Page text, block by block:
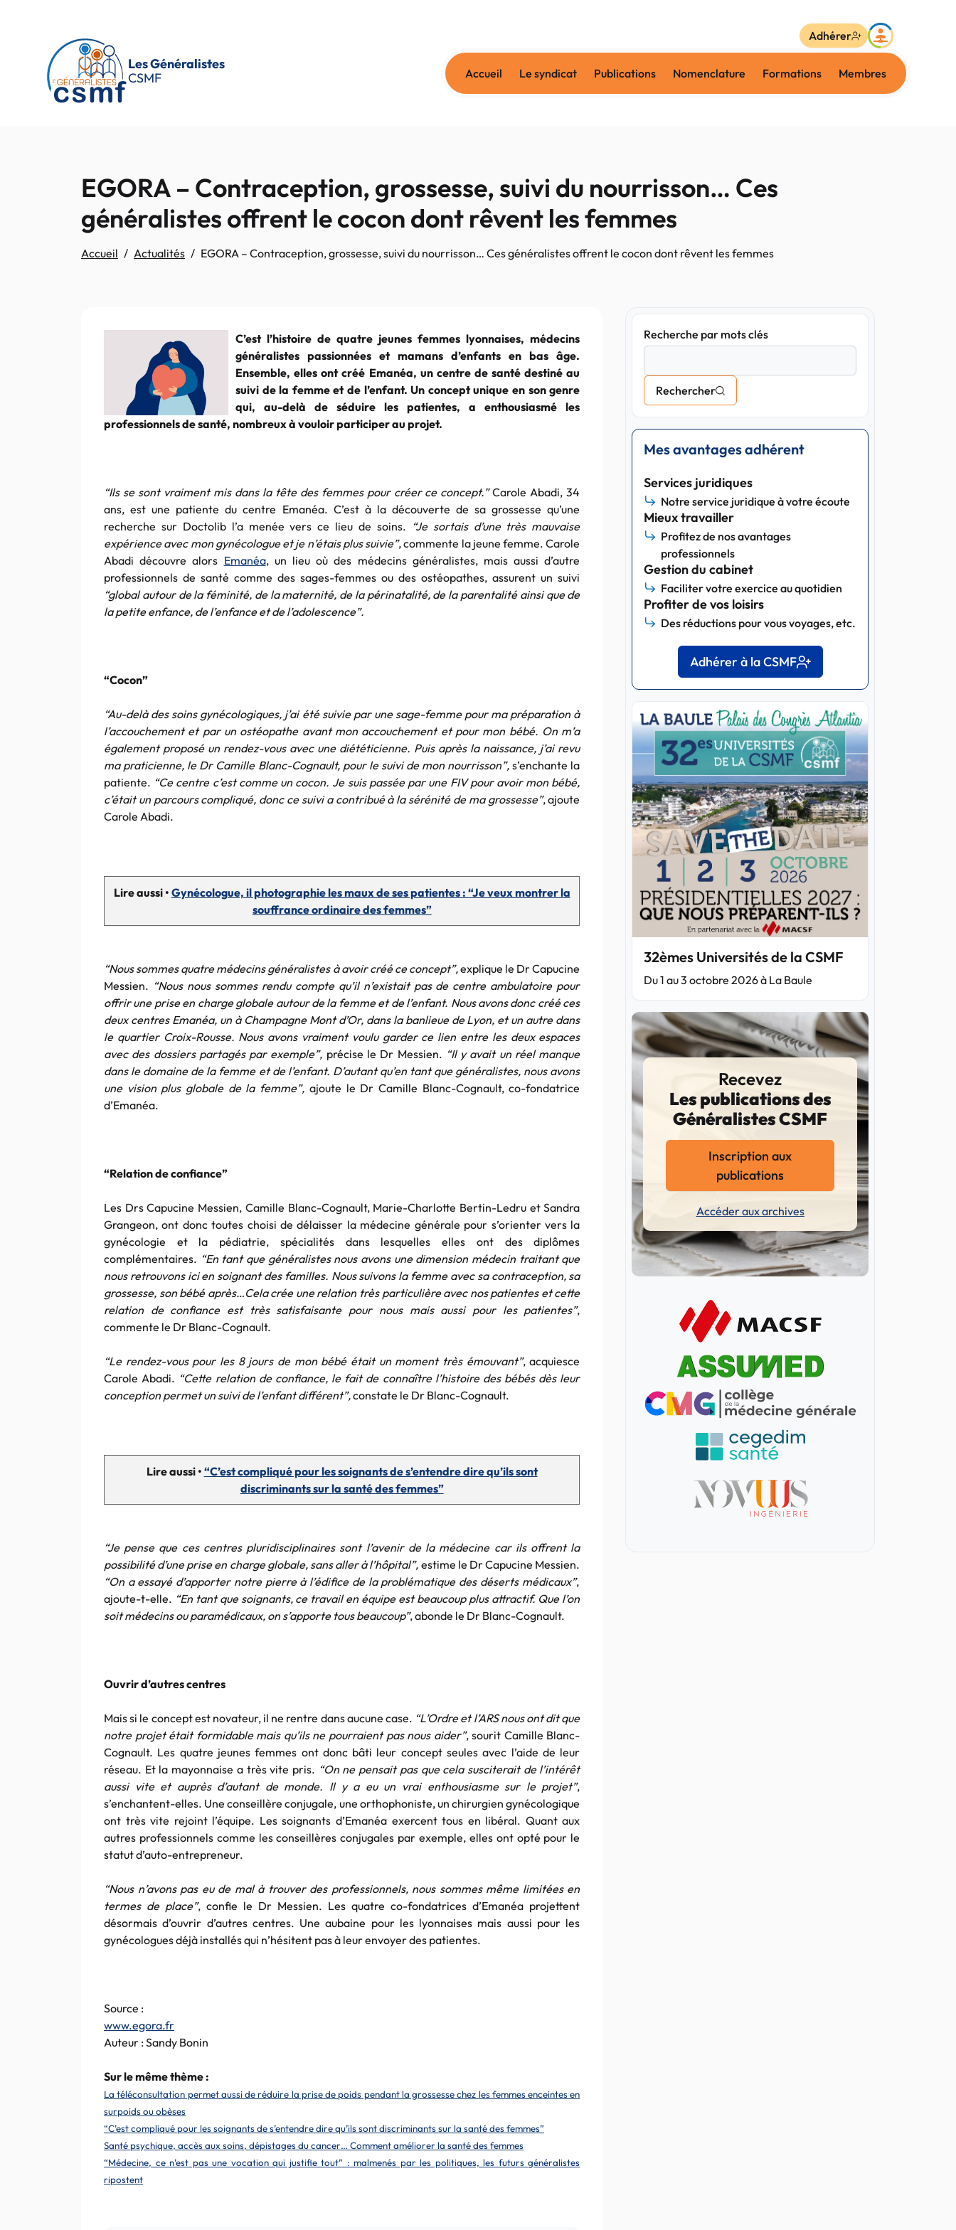
Les Généralistes
CSMF
Accueil Le syndicat Publications Nomenclature Formations Membres
Adhérer
EGORA – Contraception, grossesse, suivi du nourrisson… Ces
généralistes offrent le cocon dont rêvent les femmes
Accueil Actualités EGORA – Contraception, grossesse, suivi du nourrisson… Ces généralistes offrent le cocon dont rêvent les femmes
C’est l’histoire de quatre jeunes femmes lyonnaises, médecins
généralistes passionnées et mamans d’enfants en bas âge.
Ensemble, elles ont créé Emanéa, un centre de santé destiné au
suivi de la femme et de l’enfant. Un concept unique en son genre
qui, au-delà de séduire les patientes, a enthousiasmé les
professionnels de santé, nombreux à vouloir participer au projet.
“Ils se sont vraiment mis dans la tête des femmes pour créer ce concept.”Carole Abadi, 34
ans, est une patiente du centre Emanéa. C’est à la découverte de sa grossesse qu’une
recherche sur Doctolib l’a menée vers ce lieu de soins. “Je sortais d’une très mauvaise
expérience avec mon gynécologue et je n’étais plus suivie”, commente la jeune femme. Carole
Abadi découvre alors Emanéa, un lieu où des médecins généralistes, mais aussi d’autre
professionnels de santé comme des sages-femmes ou des ostéopathes, assurent un suivi
“global autour de la féminité, de la maternité, de la périnatalité, de la parentalité ainsi que de
la petite enfance, de l’enfance et de l’adolescence”.
“Cocon”
“Au-delà des soins gynécologiques, j’ai été suivie par une sage-femme pour ma préparation à
l’accouchement et par un ostéopathe avant mon accouchement et pour mon bébé. On m’a
également proposé un rendez-vous avec une diététicienne. Puis après la naissance, j’ai revu
ma praticienne, le Dr Camille Blanc-Cognault, pour le suivi de mon nourrisson”, s’enchante la
patiente. “Ce centre c’est comme un cocon. Je suis passée par une FIV pour avoir mon bébé,
c’était un parcours compliqué, donc ce suivi a contribué à la sérénité de ma grossesse”, ajoute
Carole Abadi.
Lire aussi • Gynécologue, il photographie les maux de ses patientes : “Je veux montrer la
souffrance ordinaire des femmes”
“Nous sommes quatre médecins généralistes à avoir créé ce concept”,explique le Dr Capucine
Messien. “Nous nous sommes rendu compte qu’il n’existait pas de centre ambulatoire pour
offrir une prise en charge globale autour de la femme et de l’enfant. Nous avons donc créé ces
deux centres Emanéa, un à Champagne Mont d’Or, dans la banlieue de Lyon, et un autre dans
le quartier Croix-Rousse. Nous avons vraiment voulu garder ce lien entre les deux espaces
avec des dossiers partagés par exemple”, précise le Dr Messien. “Il y avait un réel manque
dans le domaine de la femme et de l’enfant. D’autant qu’en tant que généralistes, nous avons
une vision plus globale de la femme”, ajoute le Dr Camille Blanc-Cognault, co-fondatrice
d’Emanéa.
“Relation de confiance”
Les Drs Capucine Messien, Camille Blanc-Cognault, Marie-Charlotte Bertin-Ledru et Sandra
Grangeon, ont donc toutes choisi de délaisser la médecine générale pour s’orienter vers la
gynécologie et la pédiatrie, spécialités dans lesquelles elles ont des diplômes
complémentaires. “En tant que généralistes nous avons une dimension médecin traitant que
nous retrouvons ici en soignant des familles. Nous suivons la femme avec sa contraception, sa
grossesse, son bébé après…Cela crée une relation très particulière avec nos patientes et cette
relation de confiance est très satisfaisante pour nous mais aussi pour les patientes”,
commente le Dr Blanc-Cognault.
“Le rendez-vous pour les 8 jours de mon bébé était un moment très émouvant”, acquiesce
Carole Abadi. “Cette relation de confiance, le fait de connaître l’histoire des bébés dès leur
conception permet un suivi de l’enfant différent”,constate le Dr Blanc-Cognault.
Lire aussi • “C’est compliqué pour les soignants de s’entendre dire qu’ils sont
discriminants sur la santé des femmes”
“Je pense que ces centres pluridisciplinaires sont l’avenir de la médecine car ils offrent la
possibilité d’une prise en charge globale, sans aller à l’hôpital”, estime le Dr Capucine Messien.
“On a essayé d’apporter notre pierre à l’édifice de la problématique des déserts médicaux”,
ajoute-t-elle. “En tant que soignants, ce travail en équipe est beaucoup plus attractif. Que l’on
soit médecins ou paramédicaux, on s’apporte tous beaucoup”, abonde le Dr Blanc-Cognault.
Ouvrir d’autres centres
Mais si le concept est novateur, il ne rentre dans aucune case. “L’Ordre et l’ARS nous ont dit que
notre projet était formidable mais qu’ils ne pourraient pas nous aider”, sourit Camille Blanc-
Cognault. Les quatre jeunes femmes ont donc bâti leur concept seules avec l’aide de leur
réseau. Et la mayonnaise a très vite pris. “On ne pensait pas que cela susciterait de l’intérêt
aussi vite et auprès d’autant de monde. Il y a eu un vrai enthousiasme sur le projet”,
s’enchantent-elles. Une conseillère conjugale, une orthophoniste, un chirurgien gynécologique
ont très vite rejoint l’équipe. Les soignants d’Emanéa exercent tous en libéral. Quant aux
autres professionnels comme les conseillères conjugales par exemple, elles ont opté pour le
statut d’auto-entrepreneur.
“Nous n’avons pas eu de mal à trouver des professionnels, nous sommes même limitées en
termes de place”, confie le Dr Messien. Les quatre co-fondatrices d’Emanéa projettent
désormais d’ouvrir d’autres centres. Une aubaine pour les lyonnaises mais aussi pour les
gynécologues déjà installés qui n’hésitent pas à leur envoyer des patientes.
Source :
www.egora.fr
Auteur : Sandy Bonin
Sur le même thème :
La téléconsultation permet aussi de réduire la prise de poids pendant la grossesse chez les femmes enceintes en
surpoids ou obèses
“C’est compliqué pour les soignants de s’entendre dire qu’ils sont discriminants sur la santé des femmes”
Santé psychique, accès aux soins, dépistages du cancer… Comment améliorer la santé des femmes
“Médecine, ce n’est pas une vocation qui justifie tout” : malmenés par les politiques, les futurs généralistes
ripostent
Recherche par mots clés
Rechercher
Mes avantages adhérent
Services juridiques
Notre service juridique à votre écoute
Mieux travailler
Profitez de nos avantages
professionnels
Gestion du cabinet
Faciliter votre exercice au quotidien
Profiter de vos loisirs
Des réductions pour vous voyages, etc.
Adhérer à la CSMF
32èmes Universités de la CSMF
Du 1 au 3 octobre 2026 à La Baule
Recevez
Les publications des
Généralistes CSMF
Inscription aux
publications
Accéder aux archives